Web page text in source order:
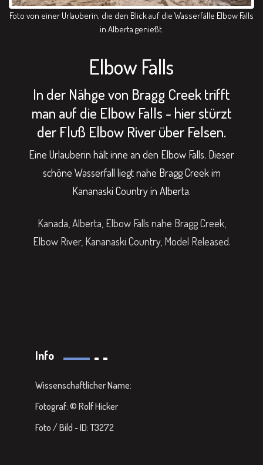
Foto von einer Urlauberin, die den Blick auf die Wasserfälle Elbow Falls
in Alberta genießt.
Elbow Falls
In der Nähge von Bragg Creek trifft
man auf die Elbow Falls - hier stürzt
der Fluß Elbow River über Felsen.
Eine Urlauberin hält inne an den Elbow Falls. Dieser
schöne Wasserfall liegt nahe Bragg Creek im
Kananaski Country in Alberta.
Kanada, Alberta, Elbow Falls nahe Bragg Creek,
Elbow River, Kananaski Country, Model Released.
Info
Wissenschaftlicher Name:
Fotograf: © Rolf Hicker
Foto / Bild - ID: T3272